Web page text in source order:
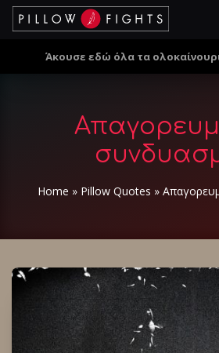
Άκουσε εδώ όλα τα
Home » Pillow Quotes »